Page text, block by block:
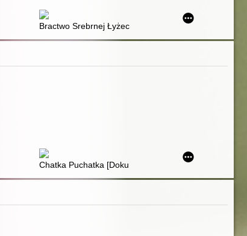
mówiona]Bractwo Srebrnej Łyżeczki [Dokument dźwiękowy]
Chatka Puchatka [Dokument dźwiękowy]